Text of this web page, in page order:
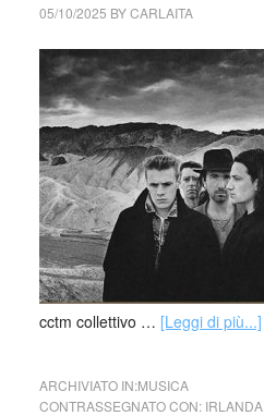
05/10/2025 BYCARLAITA
cctm collettivo … [Leggi di più...]
ARCHIVIATO IN:MUSICA
CONTRASSEGNATO CON: IRLANDA,